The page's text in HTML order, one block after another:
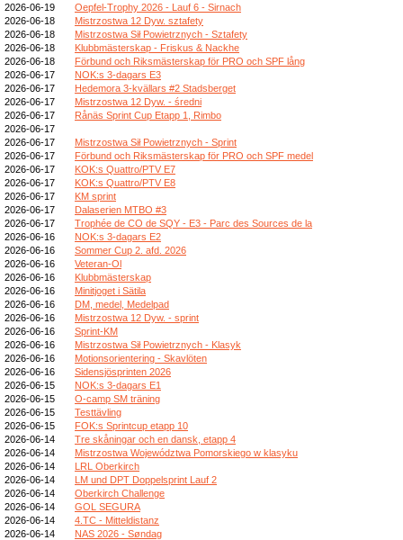
2026-06-19
Oepfel-Trophy 2026 - Lauf 6 - Sirnach
2026-06-18
Mistrzostwa 12 Dyw. sztafety
2026-06-18
Mistrzostwa Sił Powietrznych - Sztafety
2026-06-18
Klubbmästerskap - Friskus & Nackhe
2026-06-18
Förbund och Riksmästerskap för PRO och SPF lång
2026-06-17
NOK:s 3-dagars E3
2026-06-17
Hedemora 3-kvällars #2 Stadsberget
2026-06-17
Mistrzostwa 12 Dyw. - średni
2026-06-17
Rånäs Sprint Cup Etapp 1, Rimbo
2026-06-17
2026-06-17
Mistrzostwa Sił Powietrznych - Sprint
2026-06-17
Förbund och Riksmästerskap för PRO och SPF medel
2026-06-17
KOK:s Quattro/PTV E7
2026-06-17
KOK:s Quattro/PTV E8
2026-06-17
KM sprint
2026-06-17
Dalaserien MTBO #3
2026-06-17
Trophée de CO de SQY - E3 - Parc des Sources de la
2026-06-16
NOK:s 3-dagars E2
2026-06-16
Sommer Cup 2. afd. 2026
2026-06-16
Veteran-Ol
2026-06-16
Klubbmästerskap
2026-06-16
Minitjoget i Sätila
2026-06-16
DM, medel, Medelpad
2026-06-16
Mistrzostwa 12 Dyw. - sprint
2026-06-16
Sprint-KM
2026-06-16
Mistrzostwa Sił Powietrznych - Klasyk
2026-06-16
Motionsorientering - Skavlöten
2026-06-16
Sidensjösprinten 2026
2026-06-15
NOK:s 3-dagars E1
2026-06-15
O-camp SM träning
2026-06-15
Testtävling
2026-06-15
FOK:s Sprintcup etapp 10
2026-06-14
Tre skåningar och en dansk, etapp 4
2026-06-14
Mistrzostwa Województwa Pomorskiego w klasyku
2026-06-14
LRL Oberkirch
2026-06-14
LM und DPT Doppelsprint Lauf 2
2026-06-14
Oberkirch Challenge
2026-06-14
GOL SEGURA
2026-06-14
4.TC - Mitteldistanz
2026-06-14
NAS 2026 - Søndag